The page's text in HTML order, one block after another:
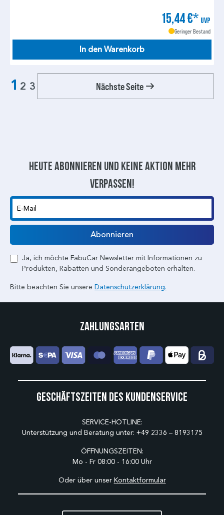
15,44 €* UVP
Geringer Bestand
In den Warenkorb
1 2 3 Nächste Seite
Heute abonnieren und keine aktion mehr
verpassen!
E-Mail
Abonnieren
Ja, ich möchte FabuCar Newsletter mit Informationen zu
Produkten, Rabatten und Sonderangeboten erhalten.
Bitte beachten Sie unsere Datenschutzerklärung.
Geschäftszeiten des Kundenservice
SERVICE-HOTLINE:
Unterstützung und Beratung unter: +49 2336 – 8193175
ÖFFNUNGSZEITEN:
Mo - Fr 08:00 - 16:00 Uhr
Oder über unser Kontaktformular
Zahlungsarten